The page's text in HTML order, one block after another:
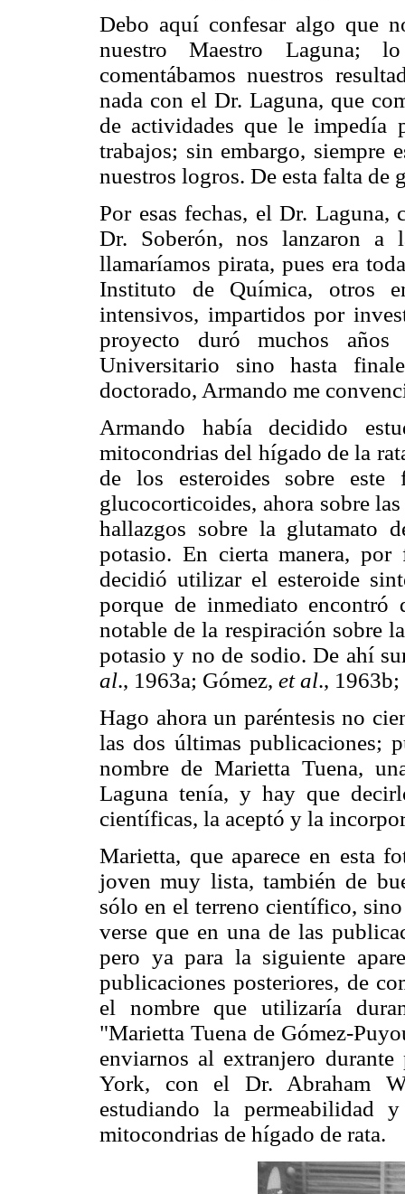
Debo aquí confesar algo que
nuestro Maestro Laguna;
comentábamos nuestros
nada con el Dr. Laguna, que
de actividades que le impedía
trabajos; sin embargo, siempre
nuestros logros. De esta falta de
Por esas fechas, el Dr.
Dr. Soberón, nos lanzaron a
llamaríamos pirata, pues era
Instituto de Química, otros
intensivos, impartidos por
proyecto duró muchos
Universitario sino hasta
doctorado, Armando me
Armando había decidido
mitocondrias del hígado de la
de los esteroides sobre este
glucocorticoides, ahora sobre
hallazgos sobre la glutamato
potasio. En cierta manera, por
decidió utilizar el esteroide
porque de inmediato encontró
notable de la respiración sobre
potasio y no de sodio. De ahí
al., 1963a; Gómez, et al.,
Hago ahora un paréntesis no
las dos últimas publicaciones;
nombre de Marietta Tuena,
Laguna tenía, y hay que
científicas, la aceptó y la
Marietta, que aparece en esta
joven muy lista, también de
sólo en el terreno científico,
verse que en una de las
pero ya para la siguiente
publicaciones posteriores, de
el nombre que utilizaría
"Marietta Tuena de Gómez-
enviarnos al extranjero
York, con el Dr. Abraham
estudiando la
mitocondrias de hígado de rata.